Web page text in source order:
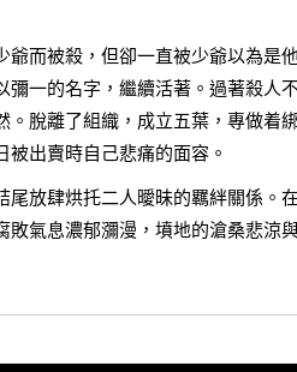
而被殺，但卻一直被少爺以為是
一的名字，繼續活著。過著殺人
。脫離了組織，成立五葉，專做着
出賣時自己悲痛的面容。
尾放肆烘托二人曖昧的羈絆關係。
敗氣息濃郁瀰漫，墳地的滄桑悲涼